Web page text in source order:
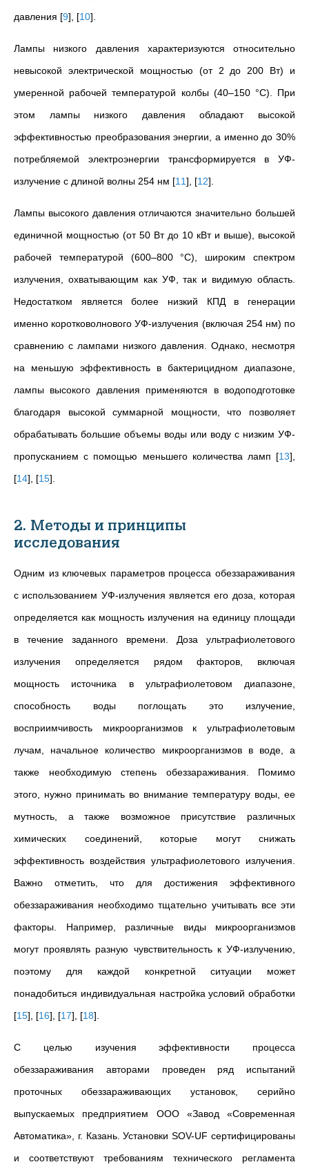
давления [9] [10]
Лампы низкого давления характеризуются относительно
невысокой электрической мощностью (от 2 до 200 Вт) и
умеренной рабочей температурой колбы (40–150 °C). При
этом лампы низкого давления обладают высокой
эффективностью преобразования энергии, а именно до 30%
потребляемой электроэнергии трансформируется в УФ-
излучение с длиной волны 254 нм [11] [12]
Лампы высокого давления отличаются значительно большей
единичной мощностью (от 50 Вт до 10 кВт и выше), высокой
рабочей температурой (600–800 °C), широким спектром
излучения, охватывающим как УФ, так и видимую область.
Недостатком является более низкий КПД в генерации
именно коротковолнового УФ-излучения (включая 254 нм) по
сравнению с лампами низкого давления. Однако, несмотря
на меньшую эффективность в бактерицидном диапазоне,
лампы высокого давления применяются в водоподготовке
благодаря высокой суммарной мощности, что позволяет
обрабатывать большие объемы воды или воду с низким УФ-
пропусканием с помощью меньшего количества ламп [13]
[14] [15]
2. Методы и принципы
исследования
Одним из ключевых параметров процесса обеззараживания
с использованием УФ-излучения является его доза, которая
определяется как мощность излучения на единицу площади
в течение заданного времени. Доза ультрафиолетового
излучения определяется рядом факторов, включая
мощность источника в ультрафиолетовом диапазоне,
способность воды поглощать это излучение,
восприимчивость микроорганизмов к ультрафиолетовым
лучам, начальное количество микроорганизмов в воде, а
также необходимую степень обеззараживания. Помимо
этого, нужно принимать во внимание температуру воды, ее
мутность, а также возможное присутствие различных
химических соединений, которые могут снижать
эффективность воздействия ультрафиолетового излучения.
Важно отметить, что для достижения эффективного
обеззараживания необходимо тщательно учитывать все эти
факторы. Например, различные виды микроорганизмов
могут проявлять разную чувствительность к УФ-излучению,
поэтому для каждой конкретной ситуации может
понадобиться индивидуальная настройка условий обработки
[15] [16] [17] [18]
С целью изучения эффективности процесса
обеззараживания авторами проведен ряд испытаний
проточных обеззараживающих установок, серийно
выпускаемых предприятием ООО «Завод «Современная
Автоматика», г. Казань. Установки SOV-UF сертифицированы
и соответствуют требованиям технического регламента